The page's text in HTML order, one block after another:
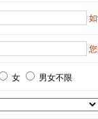
女 男女不限